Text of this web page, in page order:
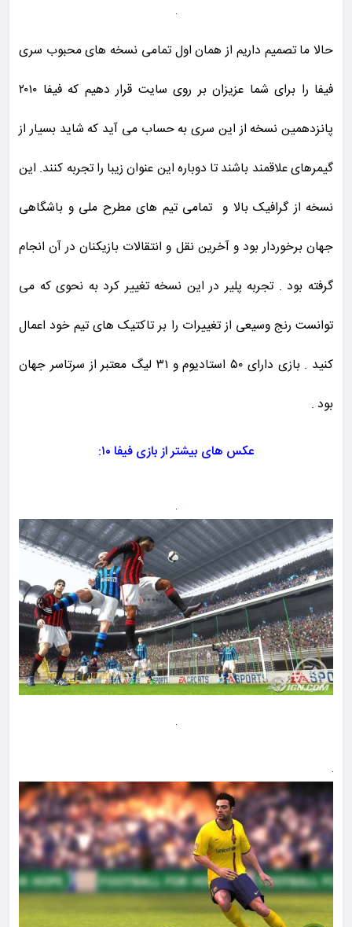
حالا ما تصمیم داریم از همان اول تمامی نسخه های محبوب سری
فیفا را برای شما عزیزان بر روی سایت قرار دهیم که فیفا ۲۰۱۰
پانزدهمین نسخه از این سری به حساب می آید که شاید بسیار از
گیمرهای علاقمند باشند تا دوباره این عنوان زیبا را تجربه کنند. این
نسخه از گرافیک بالا و تمامی تیم های مطرح ملی و باشگاهی
جهان برخوردار بود و آخرین نقل و انتقالات بازیکنان در آن انجام
گرفته بود . تجربه پلیر در این نسخه تغییر کرد به نحوی که می
توانست رنج وسیعی از تغییرات را بر تاکتیک های تیم خود اعمال
کنید . بازی دارای ۵۰ استادیوم و ۳۱ لیگ معتبر از سرتاسر جهان
بود .
عکس های بیشتر از بازی فیفا ۱۰: